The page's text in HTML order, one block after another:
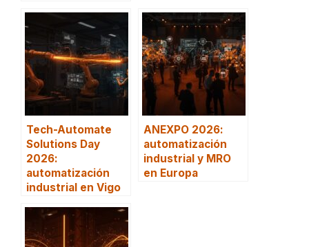
Tech-Automate
Solutions Day
2026:
automatización
industrial en Vigo
ANEXPO 2026:
automatización
industrial y MRO
en Europa